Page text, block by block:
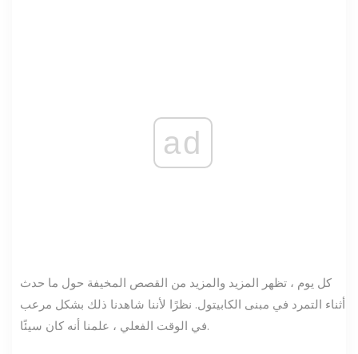
ad
كل يوم ، تظهر المزيد والمزيد من القصص المخيفة حول ما حدث
أثناء التمرد في مبنى الكابيتول. نظرًا لأننا شاهدنا ذلك بشكل مرعب
في الوقت الفعلي ، علمنا أنه كان سيئًا.